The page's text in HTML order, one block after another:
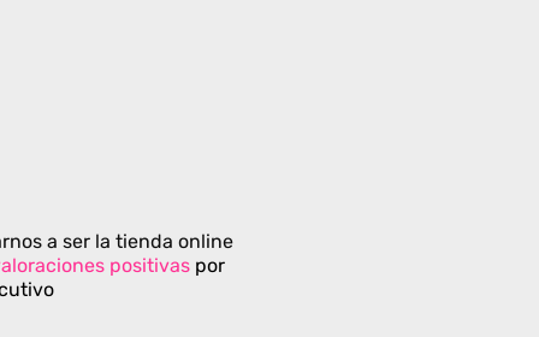
a ser la tienda online
positivas por